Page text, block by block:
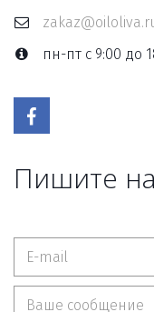
пн-пт с 9:00 до
Пишите